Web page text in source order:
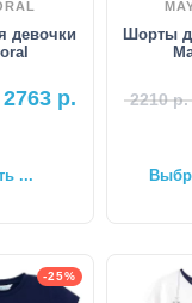
девочки
2763 р.
...
Шорты
2210р.
-25%